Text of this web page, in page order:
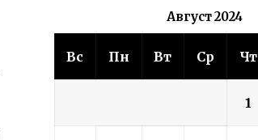
Август 2024
Вс Пн Вт Ср Чт
1